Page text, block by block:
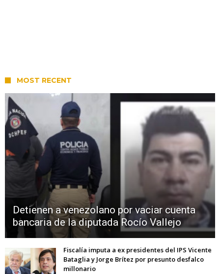
MOST RECENT
Detienen a venezolano por vaciar cuenta
bancaria de la diputada Rocío Vallejo
Fiscalía imputa a ex presidentes del IPS Vicente
Bataglia y Jorge Brítez por presunto desfalco
millonario